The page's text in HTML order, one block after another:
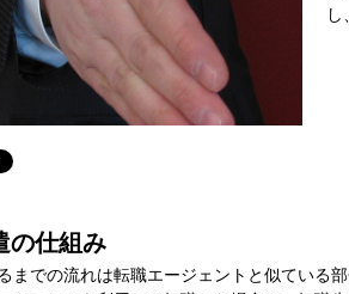
し
の仕組み
までの流れは転職エージェントと似ている